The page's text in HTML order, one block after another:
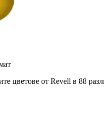
цветове от Revell в 88